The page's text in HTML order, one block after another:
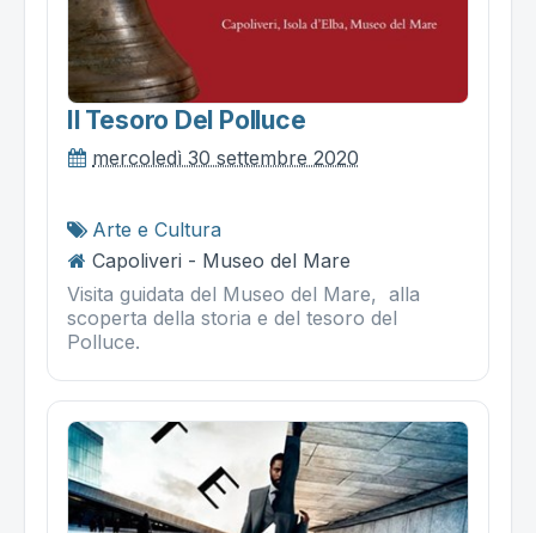
Il Tesoro Del Polluce
mercoledì 30 settembre 2020
Arte e Cultura
Capoliveri - Museo del Mare
Visita guidata del Museo del Mare, alla
scoperta della storia e del tesoro del
Polluce.